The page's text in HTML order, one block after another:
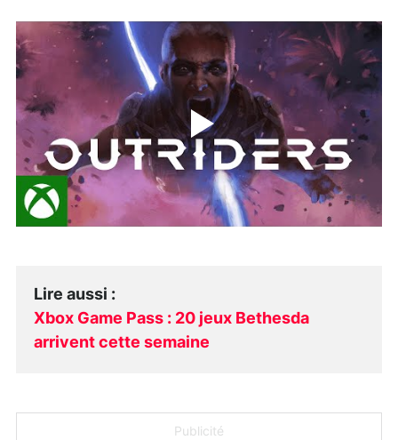
Lire aussi :
Xbox Game Pass : 20 jeux Bethesda
arrivent cette semaine
Publicité